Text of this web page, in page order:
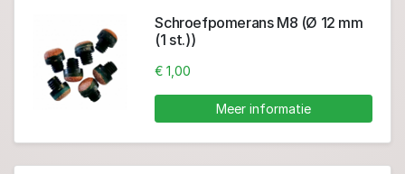
Schroefpomerans M8 (Ø 12 mm
(1 st.))
€ 1,00
Meer informatie